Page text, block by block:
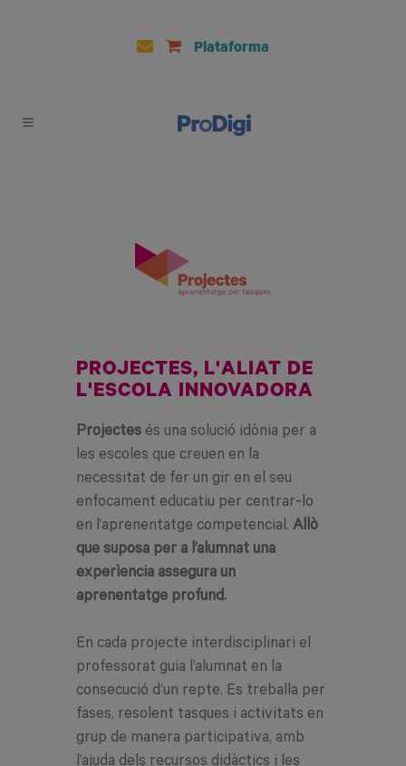
Plataforma
PROJECTES, L'ALIAT DE
L'ESCOLA INNOVADORA
Projectes és una solució idònia per a
les escoles que creuen en la
necessitat de fer un gir en el seu
enfocament educatiu per centrar-lo
en l’aprenentatge competencial. Allò
que suposa per a l’alumnat una
experìencia assegura un
aprenentatge profund.
En cada projecte interdisciplinari el
professorat guia l’alumnat en la
consecució d’un repte. Es treballa per
fases, resolent tasques i activitats en
grup de manera participativa, amb
l’ajuda dels recursos didàctics i les